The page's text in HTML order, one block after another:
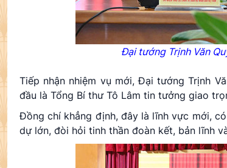
Đại tướng Trịnh Văn
Tiếp nhận nhiệm vụ mới, Đại tướng Trịnh
đầu là Tổng Bí thư Tô Lâm tin tưởng giao
Đồng chí khẳng định, đây là lĩnh vực mới,
dự lớn, đòi hỏi tinh thần đoàn kết, bản lĩnh